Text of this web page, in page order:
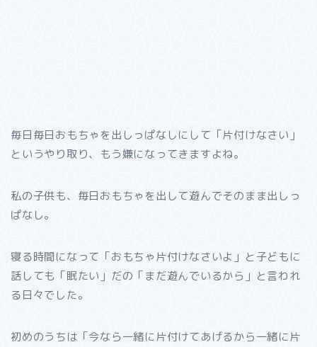
毎日毎日おもちゃを出しっぱなしにして「片付けなさい」
というやり取り、もう嫌になってきますよね。
私の子供も、毎日おもちゃを出して遊んでそのまま出しっ
ぱなし。
寝る時間になって「おもちゃ片付けなさいよ」と子どもに
話しても「眠たい」だの「まだ遊んでいるから」と言われ
る日々でした。
初めのうちは「今なら一緒に片付けてあげるから一緒に片